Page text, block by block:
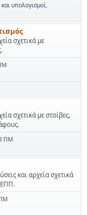
υπολογισμοί
σχετικά με
σχετικά με στοίβες,
ΠΜ
και αρχεία σχετικά